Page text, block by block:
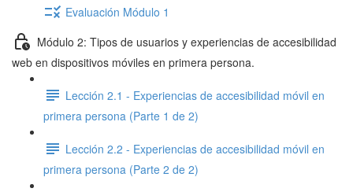
Evaluación Módulo 1
Módulo 2: Tipos de usuarios y experiencias de accesibilidad
web en dispositivos móviles en primera persona.
Lección 2.1 - Experiencias de accesibilidad móvil en
primera persona (Parte 1 de 2)
Lección 2.2 - Experiencias de accesibilidad móvil en
primera persona (Parte 2 de 2)